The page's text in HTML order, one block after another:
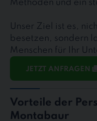
Methoden und ein
Unser Ziel ist es,
besetzen, sondern
Menschen für Ihr
JETZT ANFRAGEN
Vorteile der
Montabaur